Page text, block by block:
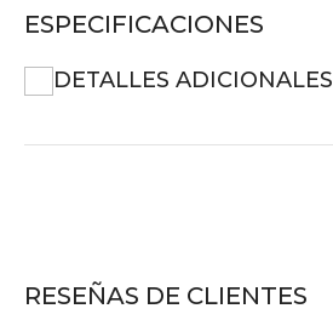
ESPECIFICACIONES
DETALLES ADICIONALES
RESEÑAS DE CLIENTES